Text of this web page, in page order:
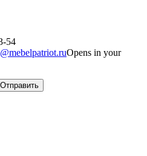
54
Opens in your
Отправить